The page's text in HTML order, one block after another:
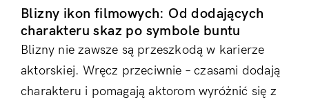
Blizny ikon filmowych: Od dodających
charakteru skaz po symbole buntu
Blizny nie zawsze są przeszkodą w karierze
aktorskiej. Wręcz przeciwnie – czasami dodają
charakteru i pomagają aktorom wyróżnić się z